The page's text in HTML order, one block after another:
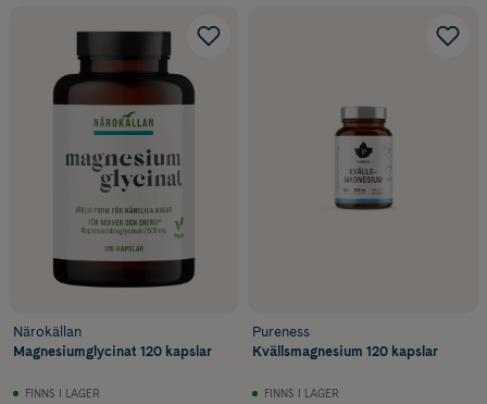
Magnesium finns naturligt i bland annat fullkornsprodukter,
mejeriprodukter. För de flesta är en varierad kost grunden för att få i
sig tillräckligt med magnesium. Magnesiumtillskott är ett
komplement och ska inte ersätta en varierad kost och en hälsosam
Om du är osäker på om du behöver ett tillskott kan du börja med att
se över kosten. Misstänker du magnesiumbrist eller har
återkommande besvär bör du kontakta vården för bedömning i
stället för att själv försöka fastställa orsaken.
Närokällan
Magnesiumglycinat 120 kapslar
FINNS I LAGER
Pureness
Kvällsmagnesium 120 kapslar
FINNS I LAGER